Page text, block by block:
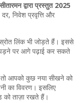
सीतारमन द्वारा प्रस्तुत 2025
निवेश प्रवृत्ति और
लिंक भी जोड़ते हैं। इससे
पर आगे पढ़ाई कर सकते
आपको कुछ नया सीखने को
का विवरण। इसलिए
ताज़ा रखते हैं।